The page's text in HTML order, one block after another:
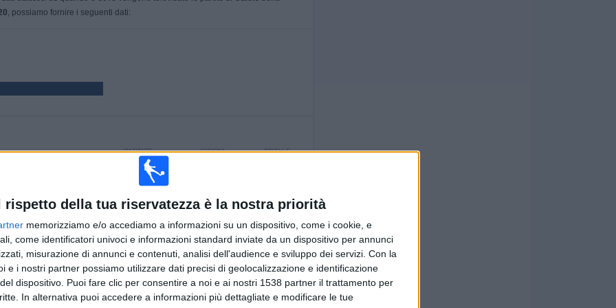
rispetto della tua riservatezza è la nostra priorità
memorizziamo e/o accediamo a informazioni su un dispositivo, come i cookie, e
come identificatori univoci e informazioni standard inviate da un dispositivo per annunci
misurazione di annunci e contenuti, analisi dell'audience e sviluppo dei servizi. Con la
e i nostri partner possiamo utilizzare dati precisi di geolocalizzazione e identificazione
dispositivo. Puoi fare clic per consentire a noi e ai nostri 1538 partner il trattamento per
In alternativa puoi accedere a informazioni più dettagliate e modificare le tue
, possiamo fornire i seguenti dati:
TOTALE
GIORNI
PARTITA
GRATUITA
PARTITE
86
A PAGAMENTO
TOTALE
30
AVVERSARI
MASSIMO
6
VS Southend
TOTALE
2
COMPETIZIONI